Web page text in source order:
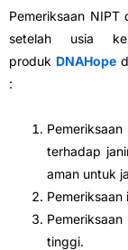
Pemeriksaan
setelah usia
produk DNAHope
:
terhadap
aman untuk
tinggi.